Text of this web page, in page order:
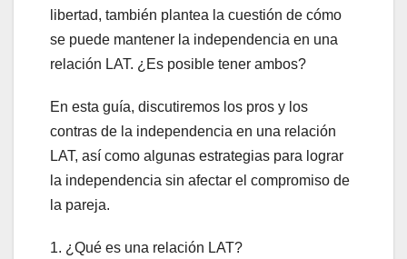
libertad, también plantea la cuestión de cómo
se puede mantener la independencia en una
relación LAT. ¿Es posible tener ambos?
En esta guía, discutiremos los pros y los
contras de la independencia en una relación
LAT, así como algunas estrategias para lograr
la independencia sin afectar el compromiso de
la pareja.
1. ¿Qué es una relación LAT?